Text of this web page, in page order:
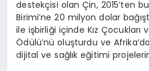
destekçisi olan Çin, 2015’ten
Birimi’ne 20 milyon dolar
ile işbirliği içinde Kız Çocukları
Ödülü’nü oluşturdu ve
dijital ve sağlık eğitimi